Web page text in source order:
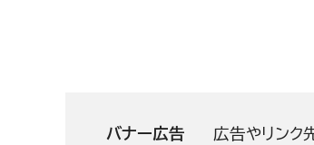
バナー広告 広告やリンク